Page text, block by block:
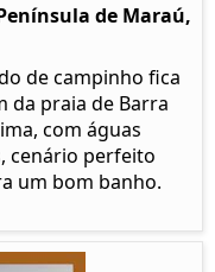
de Maraú,
de campinho fica
da praia de Barra
com águas
cenário perfeito
um bom banho.